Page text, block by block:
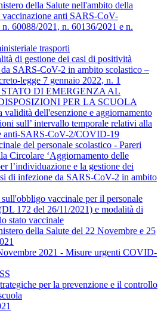
della Salute nell'ambito della
vaccinazione anti SARS-CoV-
60088/2021, n. 60136/2021 e n.
trasporti
di gestione dei casi di positività
SARS-CoV-2 in ambito scolastico –
legge 7 gennaio 2022, n. 1
DI EMERGENZA AL
PER LA SCUOLA
validità dell'esenzione e aggiornamento
sull’ intervallo temporale relativi alla
anti-SARS-CoV-2/COVID-19
del personale scolastico - Pareri
Circolare ‘Aggiornamento delle
l’individuazione e la gestione dei
di infezione da SARS-CoV-2 in ambito
vaccinale per il personale
172 del 26/11/2021) e modalità di
stato vaccinale
della Salute del 22 Novembre e 25
2021 - Misure urgenti COVID-
per la prevenzione e il controllo